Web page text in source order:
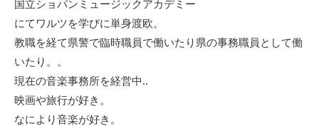
国立ショパンミュージックアカデミー
にてワルツを学びに単身渡欧。
教職を経て県警で臨時職員で働いたり県の事務職員として働
いたり。。
現在の音楽事務所を経営中..
映画や旅行が好き。
なにより音楽が好き。